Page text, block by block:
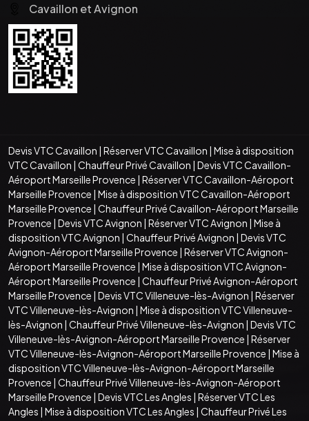
Cavaillon et Avignon
Devis VTC Cavaillon | Réserver VTC Cavaillon | Mise à disposition
VTC Cavaillon | Chauffeur Privé Cavaillon | Devis VTC Cavaillon-
Aéroport Marseille Provence | Réserver VTC Cavaillon-Aéroport
Marseille Provence | Mise à disposition VTC Cavaillon-Aéroport
Marseille Provence | Chauffeur Privé Cavaillon-Aéroport Marseille
Provence | Devis VTC Avignon | Réserver VTC Avignon | Mise à
disposition VTC Avignon | Chauffeur Privé Avignon | Devis VTC
Avignon-Aéroport Marseille Provence | Réserver VTC Avignon-
Aéroport Marseille Provence | Mise à disposition VTC Avignon-
Aéroport Marseille Provence | Chauffeur Privé Avignon-Aéroport
Marseille Provence | Devis VTC Villeneuve-lès-Avignon | Réserver
VTC Villeneuve-lès-Avignon | Mise à disposition VTC Villeneuve-
lès-Avignon | Chauffeur Privé Villeneuve-lès-Avignon | Devis VTC
Villeneuve-lès-Avignon-Aéroport Marseille Provence | Réserver
VTC Villeneuve-lès-Avignon-Aéroport Marseille Provence | Mise à
disposition VTC Villeneuve-lès-Avignon-Aéroport Marseille
Provence | Chauffeur Privé Villeneuve-lès-Avignon-Aéroport
Marseille Provence | Devis VTC Les Angles | Réserver VTC Les
Angles | Mise à disposition VTC Les Angles | Chauffeur Privé Les